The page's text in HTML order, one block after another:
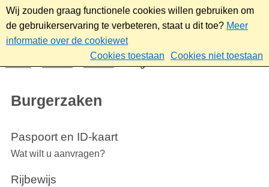
Wij zouden graag functionele cookies willen gebruiken om
de gebruikerservaring te verbeteren, staat u dit toe? Meer
informatie over de cookiewet
Cookies toestaan
Cookies niet toestaan
Wonen Burgerzaken
Burgerzaken
Paspoort en ID-kaart
Wat wilt u aanvragen?
Rijbewijs